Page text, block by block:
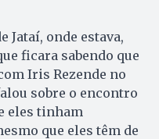
Jataí, onde estava,
ficara sabendo que
Iris Rezende no
sobre o encontro
eles tinham
que eles têm de